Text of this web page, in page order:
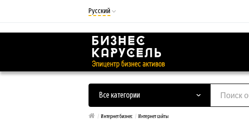
Русский
Русский
Українська
Все категории
/ Интернет бизнес / Интернет сайты